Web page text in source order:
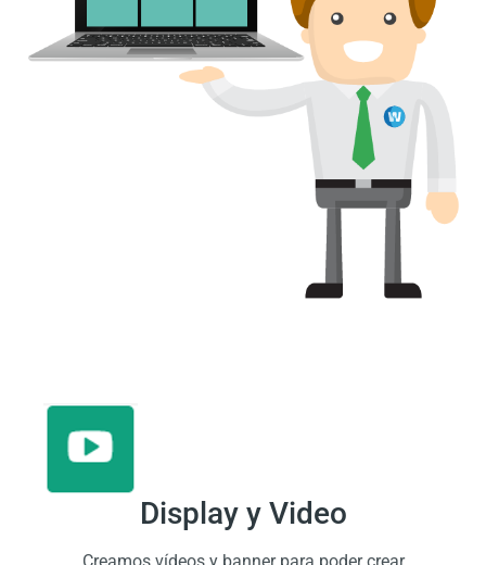
Display y Video
Creamos vídeos y banner para poder crear